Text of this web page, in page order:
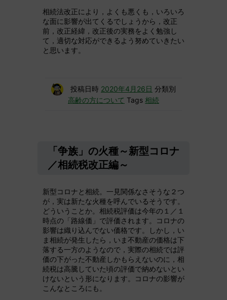
相続法改正により，よくも悪くも，いろいろ
な面に影響が出てくるでしょうから，改正
前，改正経緯，改正後の実務をよく勉強し
て，適切な対応ができるよう努めていきたい
と思います。
投稿日時 2020年4月26日 分類別
高齢の方について Tags 相続
「争族」の火種～新型コロナ
／相続税改正編～
新型コロナと相続。一見関係なさそうな２つ
が，実は新たな火種を呼んでいるそうです。
どういうことか。相続税評価は今年の１／１
時点の「路線価」で評価されます。コロナの
影響は織り込んでない価格です。しかし，い
ま相続が発生したら，いま不動産の価格は下
落する一方のようなので，実際の相続では評
価の下がった不動産しかもらえないのに，相
続税は高騰していた頃の評価で納めないとい
けないという形になります。コロナの影響が
こんなところにも。